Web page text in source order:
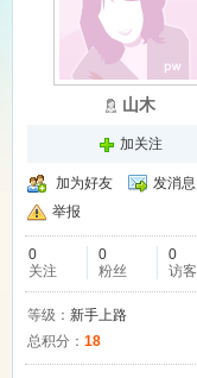
山木
加关注
加为好友
发消息
举报
0
关注
0
粉丝
0
访客
等级： 新手上路
总积分： 18